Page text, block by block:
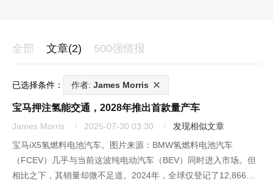
全部 文章(2) 500强情报
已选择条件： 作者: James Morris
宝马押注氢能交通，2028年推出首款量产车
James Morris 2025-07-30 03:30
发现相似文章
宝马iX5氢燃料电池汽车。图片来源：BMW氢燃料电池汽车
（FCEV）几乎与当前这波纯电动汽车（BEV）同时进入市场。但
相比之下，其销量却微不足道。2024年，全球仅登记了12,866辆